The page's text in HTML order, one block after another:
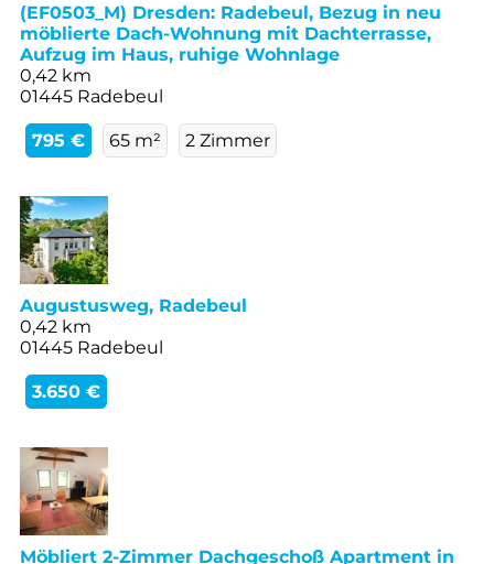
(EF0503_M) Dresden: Radebeul, Bezug in neu
möblierte Dach-Wohnung mit Dachterrasse,
Aufzug im Haus, ruhige Wohnlage
0,42 km
01445 Radebeul
795 € 65 m² 2 Zimmer
Augustusweg, Radebeul
0,42 km
01445 Radebeul
3.650 €
Möbliert 2-Zimmer Dachgeschoß Apartment in